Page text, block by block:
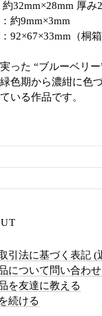
32mm×28mm 厚み
約9mm×3mm
92×67×33mm（桐
った “ブルーベリ
色期から濃紺に色
いる作品です。
引法に基づく表記 (
について問い合わ
を友達に教える
続ける